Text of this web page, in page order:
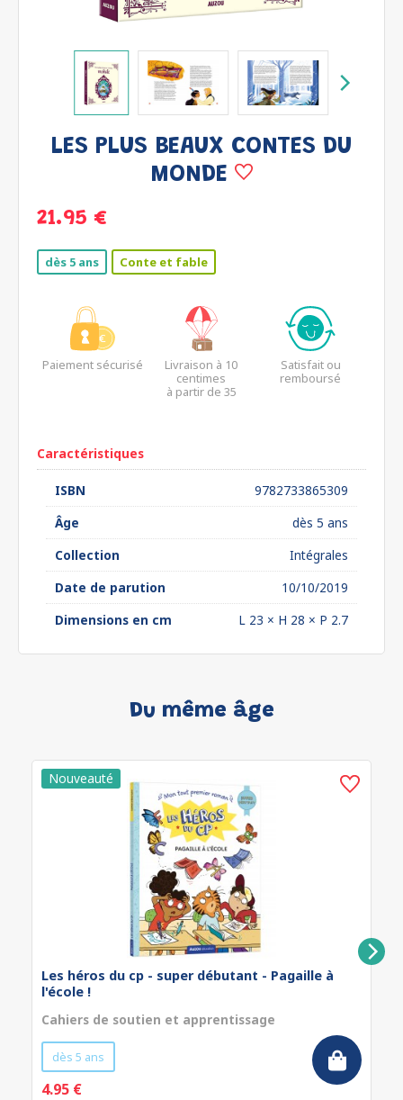
LES PLUS BEAUX CONTES DU
MONDE
21.95 €
dès 5 ans Conte et fable
Paiement sécurisé
Livraison à 10
centimes
à partir de 35
Satisfait ou
remboursé
Caractéristiques
ISBN
9782733865309
Âge
dès 5 ans
Collection
Intégrales
Date de parution
10/10/2019
Dimensions en cm
L 23 × H 28 × P 2.7
Du même âge
Les héros du cp - super débutant - Pagaille à
l'école !
Cahiers de soutien et apprentissage
dès 5 ans
4.95 €